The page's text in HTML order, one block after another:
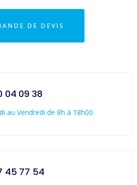
DE DEVIS
04 09 38
au Vendredi de 8h à 18h00
45 77 54